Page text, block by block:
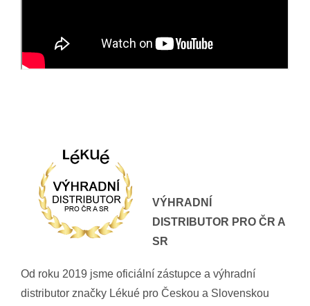
VÝHRADNÍ
DISTRIBUTOR PRO ČR A
SR
Od roku 2019 jsme oficiální zástupce a výhradní
distributor značky Lékué pro Českou a Slovenskou